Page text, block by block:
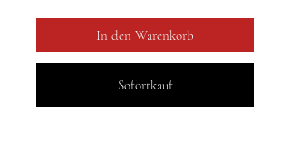
In den Warenkorb
Sofortkauf